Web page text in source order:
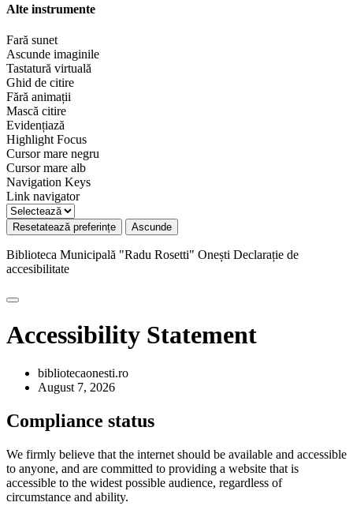
Alte instrumente
Fară sunet
Ascunde imaginile
Tastatură virtuală
Ghid de citire
Fără animații
Mască citire
Evidențiază
Highlight Focus
Cursor mare negru
Cursor mare alb
Navigation Keys
Link navigator
Resetatează preferințe Ascunde
Biblioteca Municipală "Radu Rosetti" Onești Declarație de
accesibilitate
Accessibility Statement
bibliotecaonesti.ro
August 7, 2026
Compliance status
We firmly believe that the internet should be available and accessible
to anyone, and are committed to providing a website that is
accessible to the widest possible audience, regardless of
circumstance and ability.